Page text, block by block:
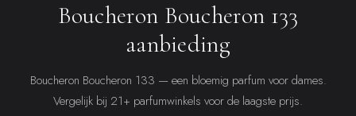
Boucheron Boucheron 133
aanbieding
Boucheron Boucheron 133 — een bloemig parfum voor dames.
Vergelijk bij 21+ parfumwinkels voor de laagste prijs.